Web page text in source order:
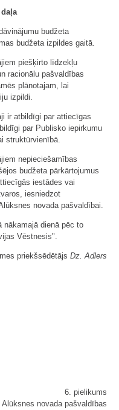
budžeta
budžeta izpildes gaitā.
piešķirto līdzekļu
racionālu pašvaldības
plānotajam, lai
izpildi.
ir atbildīgi par attiecīgas
par Publisko iepirkumu
struktūrvienībā.
nepieciešamības
budžeta pārkārtojumus
iestādes vai
iesniedzot
novada pašvaldībai.
nākamajā dienā pēc to
Vēstnesis".
priekšsēdētājs Dz. Adlers
6. pielikums
Alūksnes novada pašvaldības